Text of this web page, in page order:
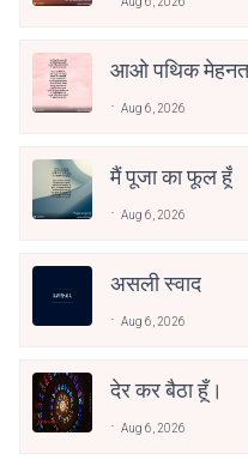
आओ पथिक मेहनत
Aug 6, 2026
मैं पूजा का फूल हूँ
Aug 6, 2026
असली स्वाद
Aug 6, 2026
देर कर बैठा हूँ।
Aug 6, 2026